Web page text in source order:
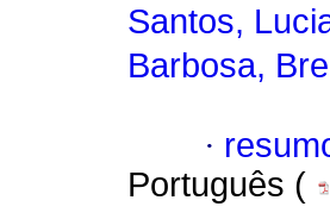
Santos,
Barbosa,
·
Português (